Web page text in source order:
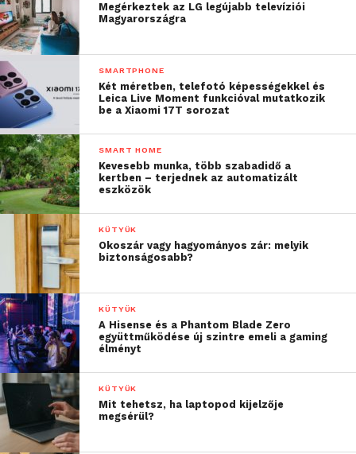
Megérkeztek az LG legújabb televíziói
Magyarországra
SMARTPHONE
Két méretben, telefotó képességekkel és
Leica Live Moment funkcióval mutatkozik
be a Xiaomi 17T sorozat
SMART HOME
Kevesebb munka, több szabadidő a
kertben – terjednek az automatizált
eszközök
KÜTYÜK
Okoszár vagy hagyományos zár: melyik
biztonságosabb?
KÜTYÜK
A Hisense és a Phantom Blade Zero
együttműködése új szintre emeli a gaming
élményt
KÜTYÜK
Mit tehetsz, ha laptopod kijelzője
megsérül?